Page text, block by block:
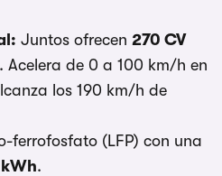
Juntos ofrecen 270 CV
de 0 a 100 km/h en
los 190 km/h de
ferrofosfato (LFP) con una
.